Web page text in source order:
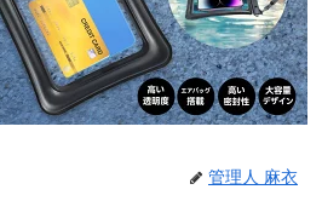
管理人 麻衣